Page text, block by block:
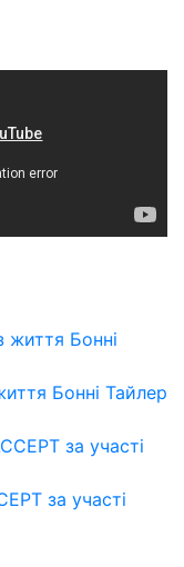
Бонні Тайлер
за участі